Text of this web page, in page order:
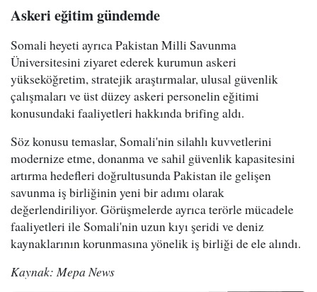
Askeri eğitim gündemde
Somali heyeti ayrıca Pakistan Milli Savunma
Üniversitesini ziyaret ederek kurumun askeri
yükseköğretim, stratejik araştırmalar, ulusal güvenlik
çalışmaları ve üst düzey askeri personelin eğitimi
konusundaki faaliyetleri hakkında brifing aldı.
Söz konusu temaslar, Somali'nin silahlı kuvvetlerini
modernize etme, donanma ve sahil güvenlik kapasitesini
artırma hedefleri doğrultusunda Pakistan ile gelişen
savunma iş birliğinin yeni bir adımı olarak
değerlendiriliyor. Görüşmelerde ayrıca terörle mücadele
faaliyetleri ile Somali'nin uzun kıyı şeridi ve deniz
kaynaklarının korunmasına yönelik iş birliği de ele alındı.
Kaynak: Mepa News